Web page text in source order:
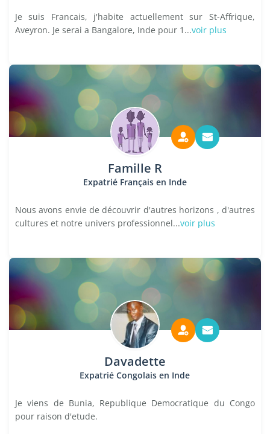
Je suis Francais, j'habite actuellement sur St-Affrique,
Aveyron. Je serai a Bangalore, Inde pour 1...voir plus
Famille R
Expatrié Français en Inde
Nous avons envie de découvrir d'autres horizons , d'autres
cultures et notre univers professionnel...voir plus
Davadette
Expatrié Congolais en Inde
Je viens de Bunia, Republique Democratique du Congo
pour raison d'etude.